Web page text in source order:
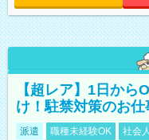
【超レア】1日か
け！駐禁対策のお仕
派遣 職種未経験OK 社会